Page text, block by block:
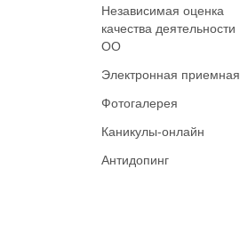
Независимая оценка
качества деятельности
ОО
Электронная приемная
Фотогалерея
Каникулы-онлайн
Антидопинг